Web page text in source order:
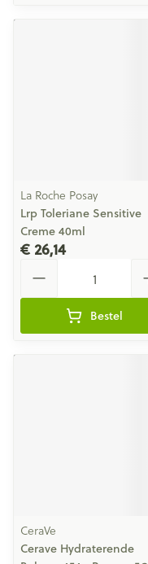
La Roche Posay
Lrp Toleriane Sensitive
Creme 40ml
€ 26,14
Bestel
CeraVe
Cerave Hydraterende